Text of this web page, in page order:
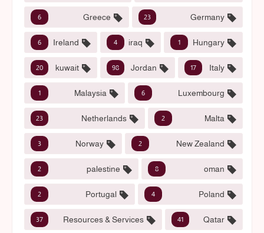
Germany
23
Greece
6
Hungary
1
iraq
4
Ireland
6
Italy
17
Jordan
98
kuwait
20
Luxembourg
6
Malaysia
1
Malta
2
Netherlands
23
New Zealand
2
Norway
3
oman
8
palestine
2
Poland
4
Portugal
2
Qatar
41
Resources & Services
37